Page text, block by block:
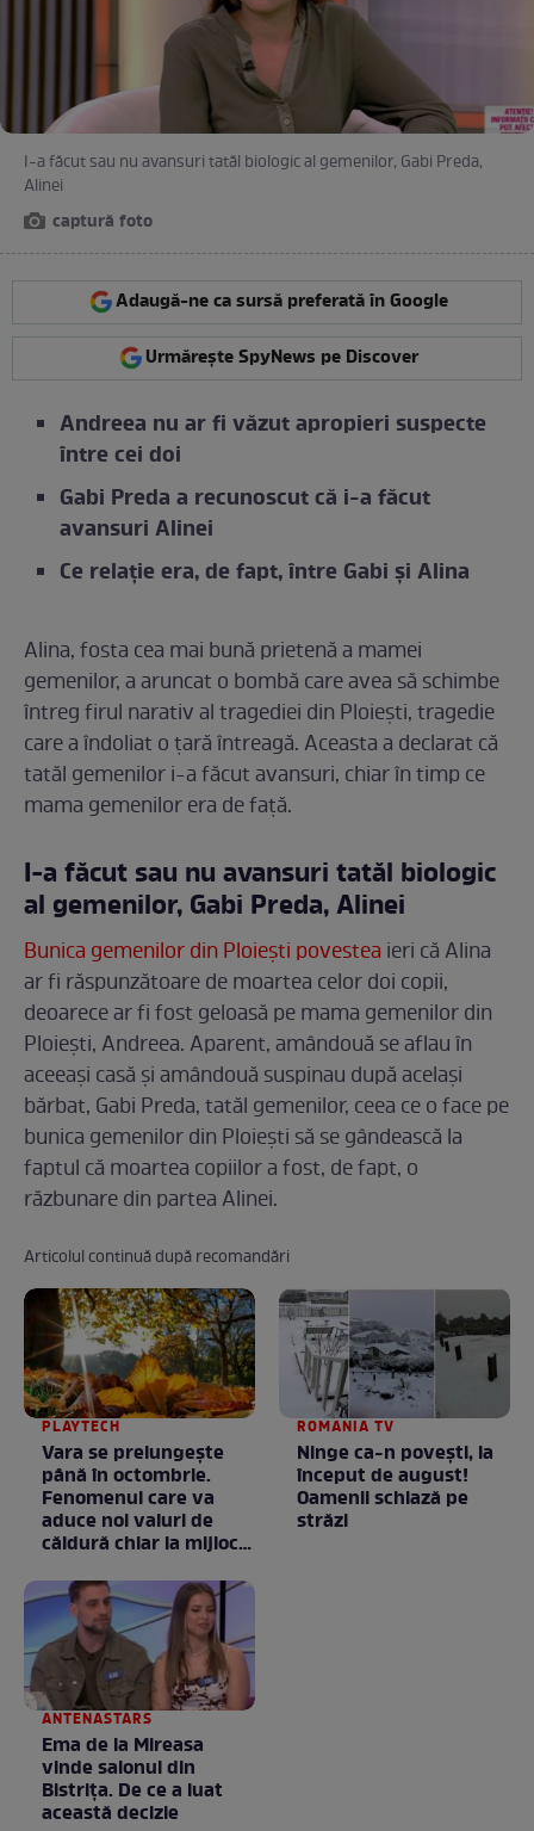
I-a făcut sau nu avansuri tatăl biologic al gemenilor, Gabi Preda,
Alinei
captură foto
Adaugă-ne ca sursă preferată în Google
Urmărește SpyNews pe Discover
Andreea nu ar fi văzut apropieri suspecte
între cei doi
Gabi Preda a recunoscut că i-a făcut
avansuri Alinei
Ce relație era, de fapt, între Gabi și Alina
Alina, fosta cea mai bună prietenă a mamei
gemenilor, a aruncat o bombă care avea să schimbe
întreg firul narativ al tragediei din Ploiești, tragedie
care a îndoliat o țară întreagă. Aceasta a declarat că
tatăl gemenilor i-a făcut avansuri, chiar în timp ce
mama gemenilor era de față.
I-a făcut sau nu avansuri tatăl biologic
al gemenilor, Gabi Preda, Alinei
Bunica gemenilor din Ploiești povestea ieri că Alina
ar fi răspunzătoare de moartea celor doi copii,
deoarece ar fi fost geloasă pe mama gemenilor din
Ploiești, Andreea. Aparent, amândouă se aflau în
aceeași casă și amândouă suspinau după același
bărbat, Gabi Preda, tatăl gemenilor, ceea ce o face pe
bunica gemenilor din Ploiești să se gândească la
faptul că moartea copiilor a fost, de fapt, o
răzbunare din partea Alinei.
Articolul continuă după recomandări
PLAYTECH
Vara se prelungeşte
până în octombrie.
Fenomenul care va
aduce noi valuri de
căldură chiar la mijlocul
ROMANIA TV
Ninge ca-n povești, la
început de august!
Oamenii schiază pe
străzi
ANTENASTARS
Ema de la Mireasa
vinde salonul din
Bistrița. De ce a luat
această decizie